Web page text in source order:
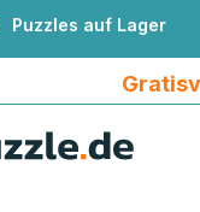
Puzzles auf Lager